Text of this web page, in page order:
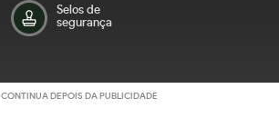
Selos de
segurança
CONTINUA DEPOIS DA PUBLICIDADE